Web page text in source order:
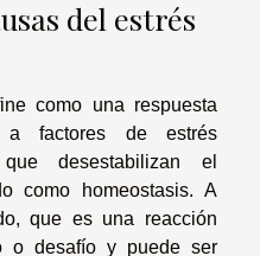
del estrés
como una respuesta
a factores de estrés
desestabilizan el
como homeostasis. A
que es una reacción
o desafío y puede ser